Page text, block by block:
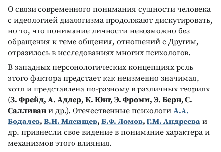
О связи современного понимания сущности человека
с идеологией диалогизма продолжают дискутировать,
но то, что понимание личности невозможно без
обращения к теме общения, отношений с Другим,
отразилось в исследованиях многих психологов.
В западных персонологических концепциях роль
этого фактора предстает как неизменно значимая,
хотя и представлена по-разному в различных теориях
(З. Фрейд, А. Адлер, К. Юнг, Э. Фромм, Э. Берн, С.
Салливан и др.). Отечественные психологи А.А.
Бодалев, В.Н. Мясищев, Б.Ф. Ломов, Г.М. Андреева и
др. привнесли свое видение в понимание характера и
механизмов этого влияния.